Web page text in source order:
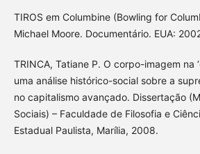
TIROS em Columbine (Bowling for
Michael Moore. Documentário. EUA:
TRINCA, Tatiane P. O corpo-imagem na
uma análise histórico-social sobre a
no capitalismo avançado. Dissertação
Sociais) – Faculdade de Filosofia e
Estadual Paulista, Marília, 2008.